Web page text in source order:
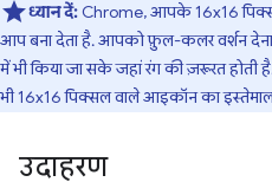
ध्यान दें: Chrome, आपके 16x16
आप बना देता है. आपको फ़ुल-कलर वर्शन देना
में भी किया जा सके जहां रंग की ज़रूरत होती
भी 16x16 पिक्सल वाले आइकॉन का इस्तेमाल
उदाहरण